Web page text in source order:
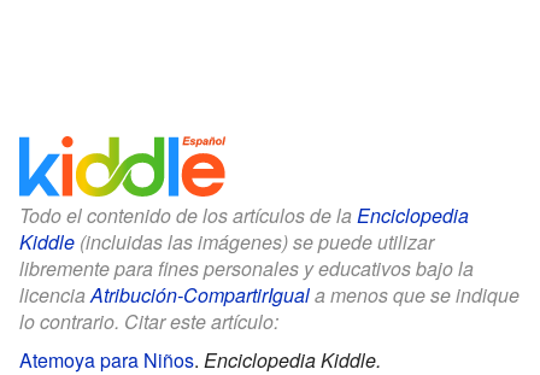
Todo el contenido de los artículos de la Enciclopedia
Kiddle (incluidas las imágenes) se puede utilizar
libremente para fines personales y educativos bajo la
licenciaAtribución-CompartirIguala menos que se indique
lo contrario. Citar este artículo:
Atemoya para Niños. Enciclopedia Kiddle.